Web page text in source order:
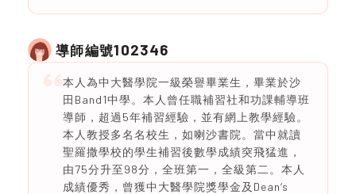
導師編號102346
本人為中大醫學院一級榮譽畢業生，畢業於沙
田Band1中學。本人曾任職補習社和功課輔導班
導師，超過5年補習經驗，並有網上教學經驗。
本人教授多名名校生，如喇沙書院。當中就讀
聖羅撒學校的學生補習後數學成績突飛猛進，
由75分升至98分，全班第一，全級第二。本人
成績優秀，曾獲中大醫學院獎學金及Dean‘s